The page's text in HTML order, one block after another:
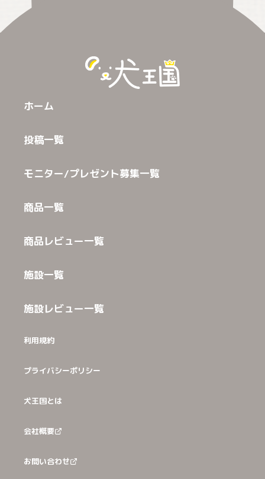
ホーム
投稿一覧
モニター/プレゼント募集一覧
商品一覧
商品レビュー一覧
施設一覧
施設レビュー一覧
利用規約
プライバシーポリシー
犬王国とは
会社概要
お問い合わせ